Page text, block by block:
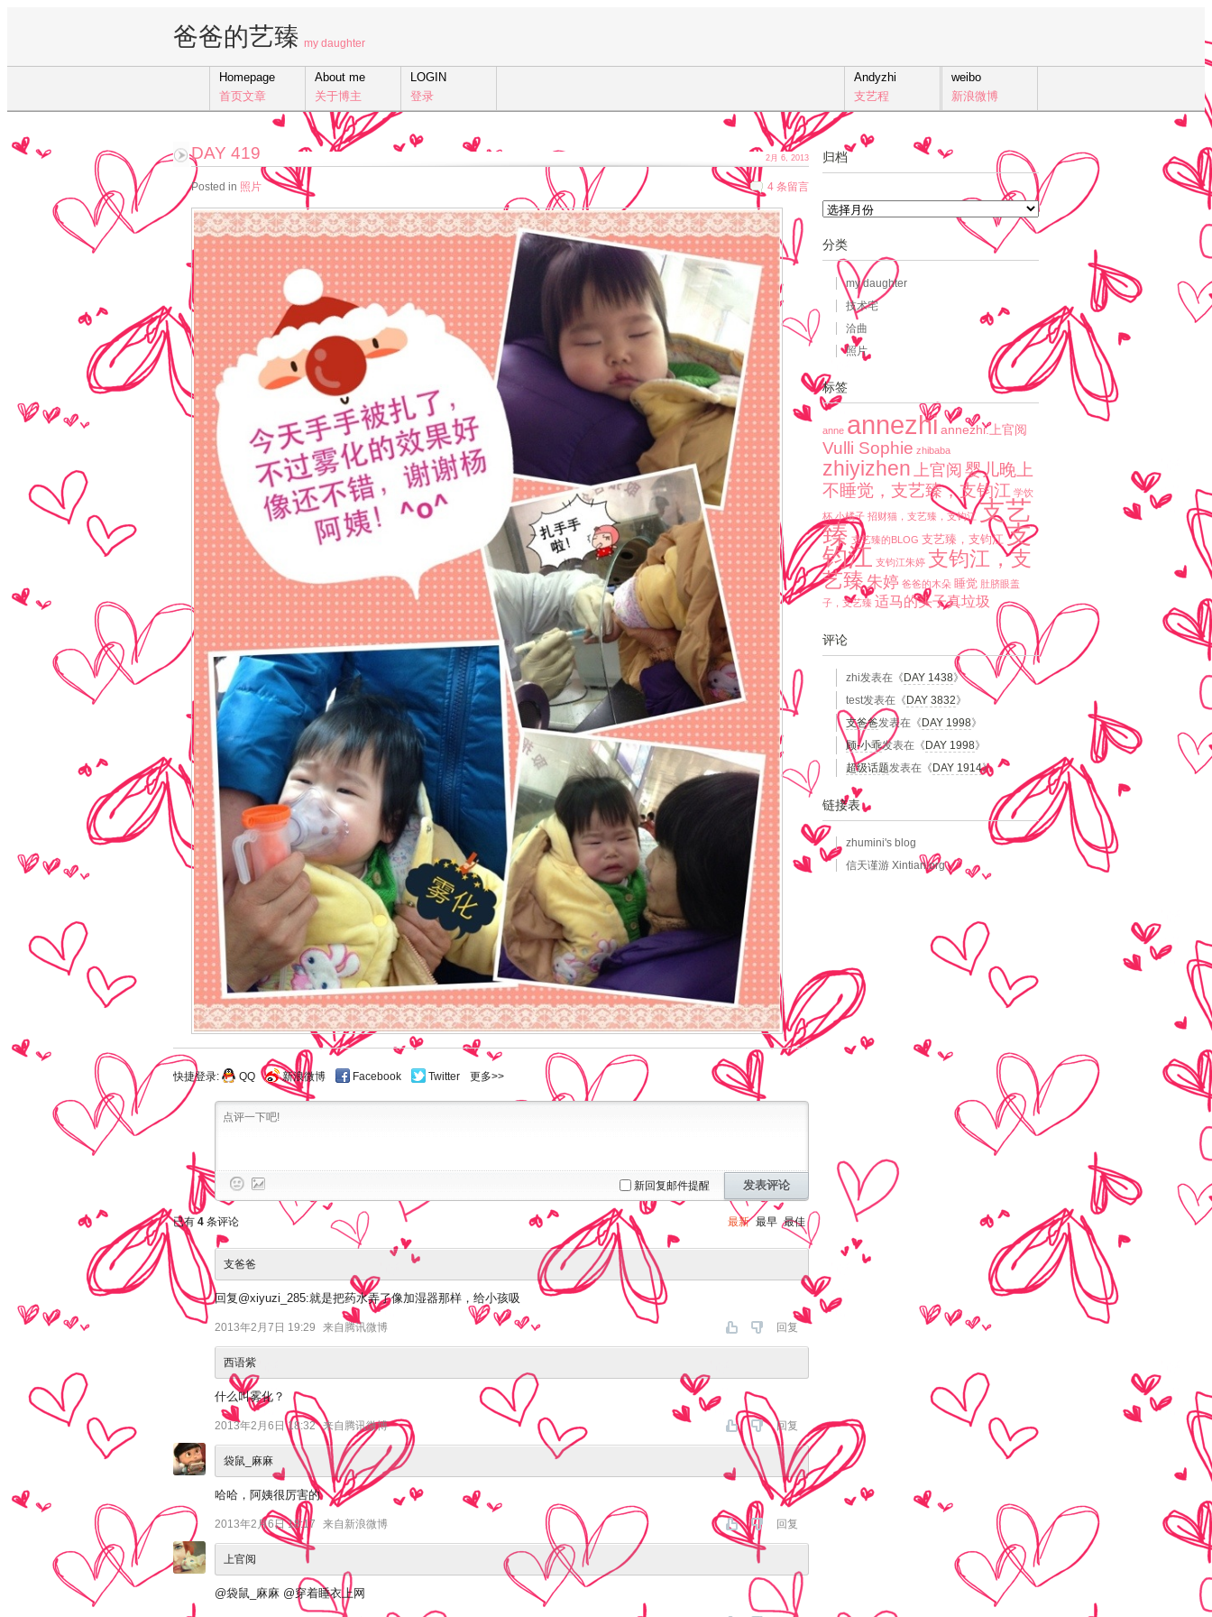
爸爸的艺臻 my daughter
Homepage
首页文章
About me
关于博主
LOGIN
登录
weibo
新浪微博
Andyzhi
支艺程
DAY 419
Posted in 照片 4 条留言
2月 6, 2013
快捷登录: QQ 新浪微博 Facebook Twitter 更多>>
新回复邮件提醒 发表评论
已有 4 条评论 最新 最早 最佳
支爸爸
回复@xiyuzi_285:就是把药水弄了像加湿器那样，给小孩吸
2013年2月7日 19:29 来自腾讯微博 回复
西语紫
什么叫雾化？
2013年2月6日 18:32 来自腾讯微博 回复
袋鼠_麻麻
哈哈，阿姨很厉害的
2013年2月6日 18:17 来自新浪微博 回复
上官阅
@袋鼠_麻麻 @穿着睡衣上网
归档
档
分类
my daughter
技术宅
洽曲
照片
标签
anne annezhi annezhi.上官阅
Vulli Sophie zhibaba
zhiyizhen 上官阅 婴儿晚上
不睡觉，支艺臻，支钧江 学饮
杯 小橘子 招财猫，支艺臻，支钧江 支艺
臻 支艺臻的BLOG 支艺臻，支钧江 支
钧江 支钧江朱婷 支钧江，支
艺臻朱婷 爸爸的木朵 睡觉 肚脐眼盖
子，支艺臻 适马的头子真垃圾
评论
zhi发表在《 DAY 1438》
test发表在《 DAY 3832》
支爸爸发表在《 DAY 1998》
顾-小乖发表在《 DAY 1998》
超级话题发表在《 DAY 1914》
链接表
zhumini's blog
信天谨游 Xintian.org